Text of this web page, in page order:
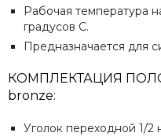
Рабочая температура
градусов С.
Предназначается для
КОМПЛЕКТАЦИЯ
bronze:
Уголок переходной 1/2